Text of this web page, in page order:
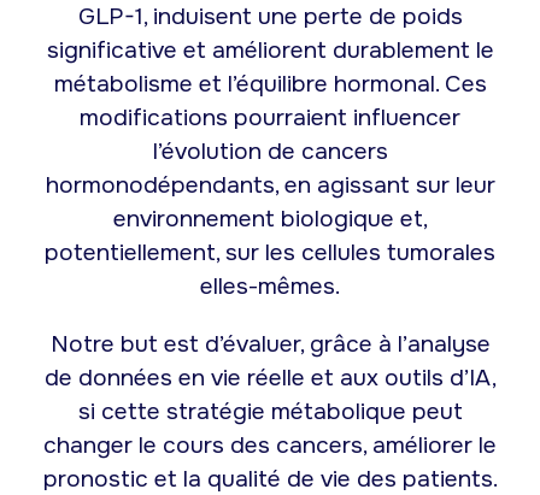
GLP-1, induisent une perte de poids
significative et améliorent durablement le
métabolisme et l’équilibre hormonal. Ces
modifications pourraient influencer
l’évolution de cancers
hormonodépendants, en agissant sur leur
environnement biologique et,
potentiellement, sur les cellules tumorales
elles-mêmes.
Notre but est d’évaluer, grâce à l’analyse
de données en vie réelle et aux outils d’IA,
si cette stratégie métabolique peut
changer le cours des cancers, améliorer le
pronostic et la qualité de vie des patients.